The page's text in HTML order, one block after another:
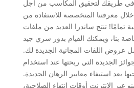
في طريقك لتحقيق المكاسب من أجل
معرفتنا المتخصصة للاستفادة من
تمامًا! تنتج ساندرا العديد من ملفات
بنا، ويمكنك القيام بدور سري جيد
اللفات المجانية الجديدة لك.
الجديدة التي ربحتها عند استخدام
بعد استيفاء معايير الرهان الجديدة.
عبر الإنترنت أوقات انتهاء الصلاحية،